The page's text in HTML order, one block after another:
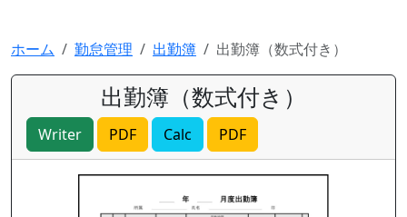
ホーム 勤怠管理 出勤簿 出勤簿（数式付き）
出勤簿（数式付き）
Writer PDF Calc PDF